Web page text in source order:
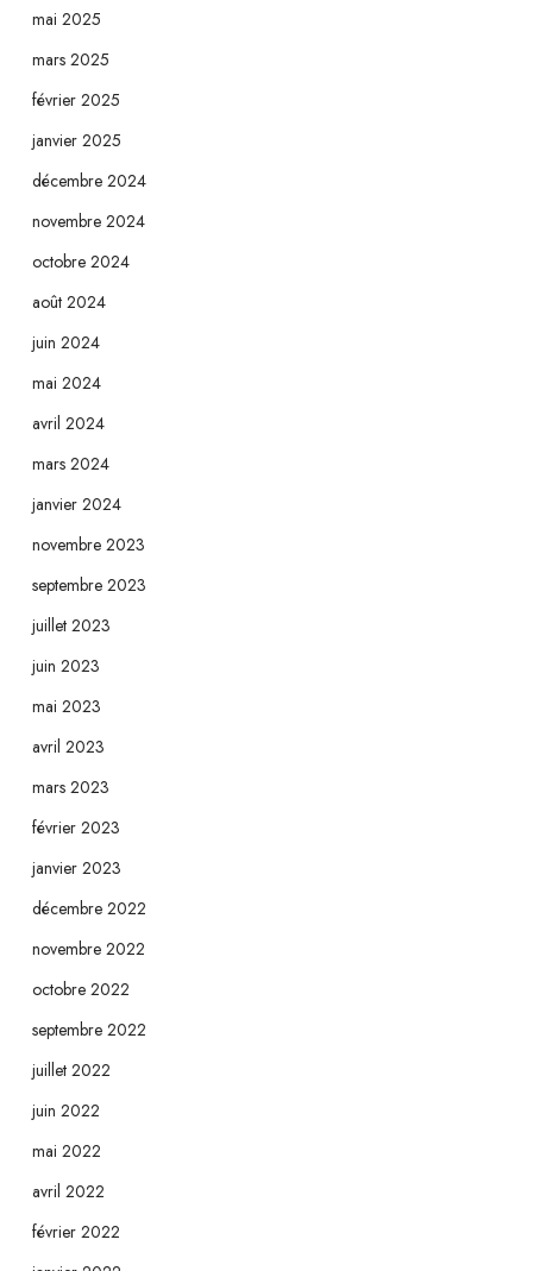
mai 2025
mars 2025
février 2025
janvier 2025
décembre 2024
novembre 2024
octobre 2024
août 2024
juin 2024
mai 2024
avril 2024
mars 2024
janvier 2024
novembre 2023
septembre 2023
juillet 2023
juin 2023
mai 2023
avril 2023
mars 2023
février 2023
janvier 2023
décembre 2022
novembre 2022
octobre 2022
septembre 2022
juillet 2022
juin 2022
mai 2022
avril 2022
février 2022